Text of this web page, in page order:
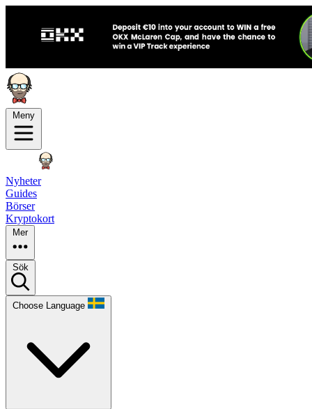
Meny
Nyheter
Guides
Börser
Kryptokort
Mer
Sök
Choose Language